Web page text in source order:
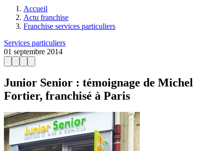
Accueil
Actu franchise
Franchise services particuliers
Services particuliers
01 septembre 2014
Junior Senior : témoignage de Michel
Fortier, franchisé à Paris